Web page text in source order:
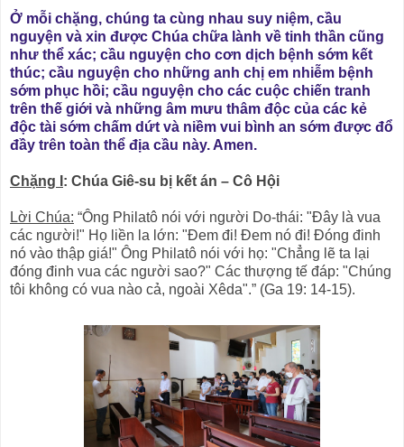
Ở mỗi chặng, chúng ta cùng nhau suy niệm, cầu
nguyện và xin được Chúa chữa lành về tinh thần cũng
như thể xác; cầu nguyện cho cơn dịch bệnh sớm kết
thúc; cầu nguyện cho những anh chị em nhiễm bệnh
sớm phục hồi; cầu nguyện cho các cuộc chiến tranh
trên thế giới và những âm mưu thâm độc của các kẻ
độc tài sớm chấm dứt và niềm vui bình an sớm được đổ
đầy trên toàn thể địa cầu này. Amen.
Chặng I : Chúa Giê-su bị kết án – Cô Hội
Lời Chúa: “Ông Philatô nói với người Do-thái: "Ðây là vua
các người!" Họ liền la lớn: "Ðem đi! Ðem nó đi! Ðóng đinh
nó vào thập giá!" Ông Philatô nói với họ: "Chẳng lẽ ta lại
đóng đinh vua các người sao?" Các thượng tế đáp: "Chúng
tôi không có vua nào cả, ngoài Xêda".” (Ga 19: 14-15).